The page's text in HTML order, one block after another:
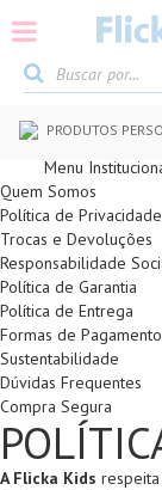
PRODUTOS
Menu
Quem Somos
Política de Privacidade
Trocas e Devoluções
Responsabilidade
Política de Garantia
Política de Entrega
Formas de Pagamento
Sustentabilidade
Dúvidas Frequentes
Compra Segura
A Flicka Kids